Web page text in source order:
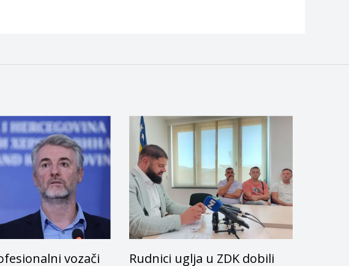
vozači
Rudnici uglja u ZDK dobili